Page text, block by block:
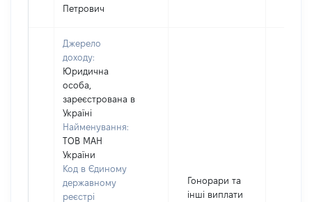
Петрович
Джерело
доходу:
Юридична
особа,
зареєстрована в
Україні
Найменування:
ТОВ МАН
України
Код в Єдиному
державному
реєстрі
Гонорари та
інші виплати